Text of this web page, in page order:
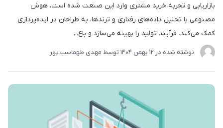
بازاریابی و تجربه خرید مشتری وارد این صنعت شده است. هوش
مصنوعی با تحلیل داده‌های رفتاری و ترندها، به طراحان در ایده‌پردازی
کمک می‌کند، فرآیند تولید را بهینه می‌سازد و باع...
نوشته شده در 12 بهمن 1404 توسط مهدی طهماسب پور